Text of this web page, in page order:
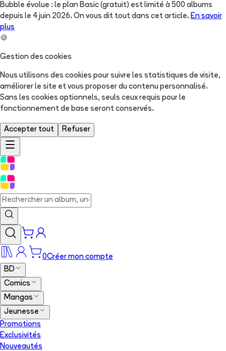
Bubble évolue : le plan Basic (gratuit) est limité à 500 albums
depuis le 4 juin 2026. On vous dit tout dans cet article. En savoir
plus
🍪
Gestion des cookies
Nous utilisons des cookies pour suivre les statistiques de visite,
améliorer le site et vous proposer du contenu personnalisé.
Sans les cookies optionnels, seuls ceux requis pour le
fonctionnement de base seront conservés.
Accepter tout Refuser
0Créer mon compte
BD
Comics
Mangas
Jeunesse
Promotions
Exclusivités
Nouveautés